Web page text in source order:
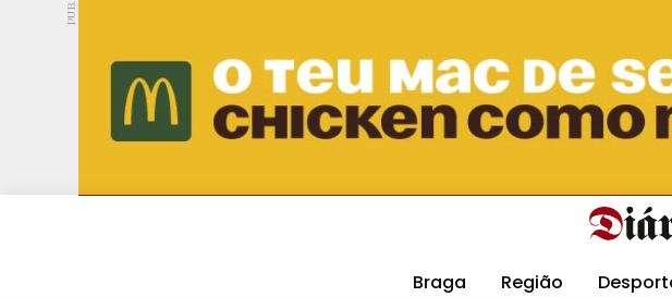
PUB.
Hoje 17ºC 30ºC DMtv Revista Minha
Braga Região